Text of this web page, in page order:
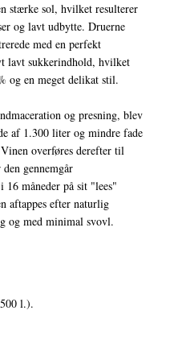
stærke sol, hvilket resulterer
og lavt udbytte. Druerne
med en perfekt
lavt sukkerindhold, hvilket
og en meget delikat stil.
og presning, blev
af 1.300 liter og mindre fade
overføres derefter til
gennemgår
måneder på sit "lees"
aftappes efter naturlig
og med minimal svovl.
l.).